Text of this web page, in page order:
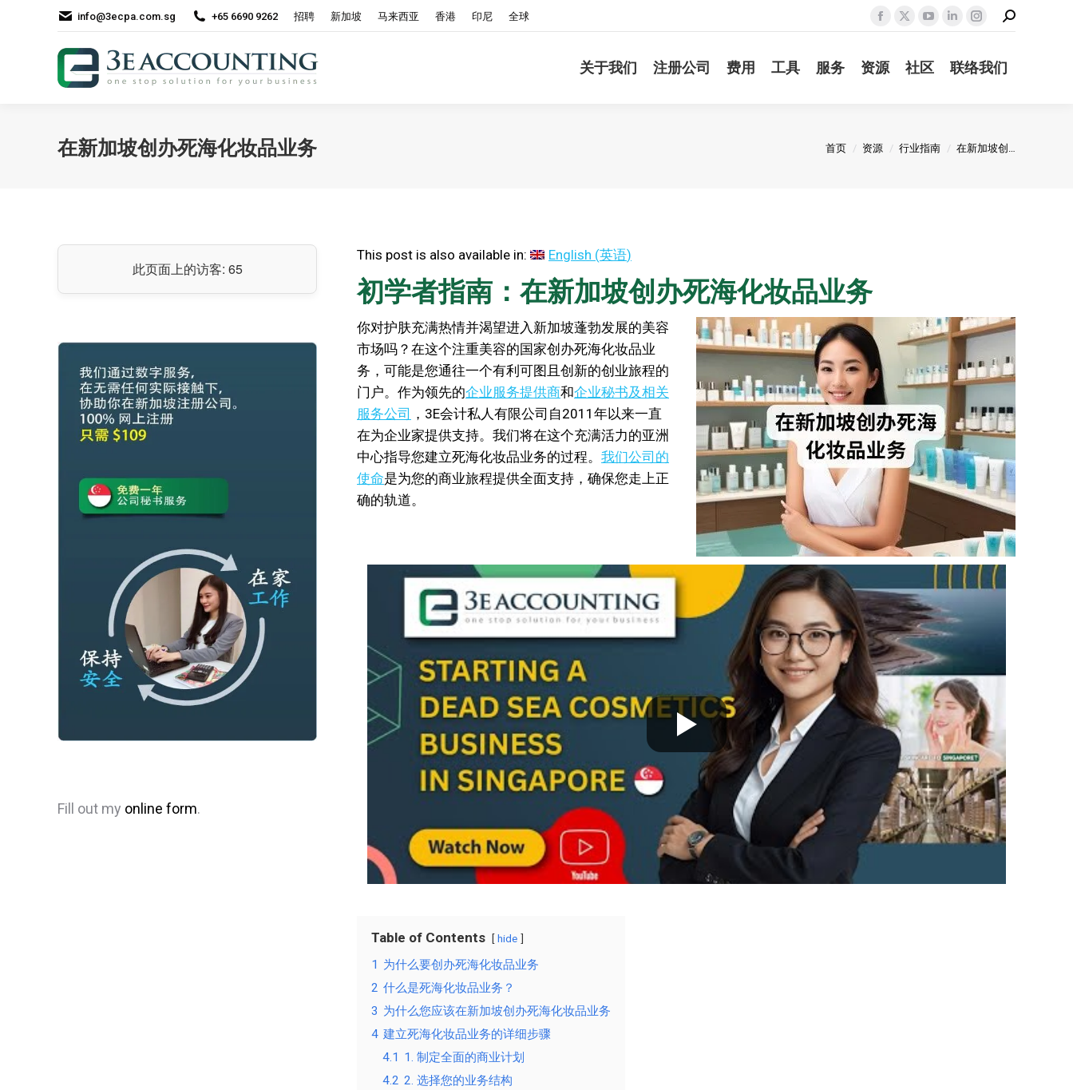
info@3ecpa.com.sg +65 6690 9262 招聘 新加坡 马来西亚 香港 印尼 全球
Facebook
opens
X
opens
YouTube
opens
Linkedin
opens
Instagram
opens
Search:
关于我们 注册公司 费用 工具 服务 资源 社区 联络我们
在新加坡创办死海化妆品业务 您在这里：
首页 资源 行业指南 在新加坡创…
This post is also available in: English (英语)
初学者指南：在新加坡创办死海化妆品业务
你对护肤充满热情并渴望进入新加坡蓬勃发展的美容
市场吗？在这个注重美容的国家创办死海化妆品业
务，可能是您通往一个有利可图且创新的创业旅程的
门户。作为领先的企业服务提供商和企业秘书及相关
服务公司 ，3E会计私人有限公司自2011年以来一直
在为企业家提供支持。我们将在这个充满活力的亚洲
中心指导您建立死海化妆品业务的过程。 我们公司的
使命是为您的商业旅程提供全面支持，确保您走上正
确的轨道。
Table of Contents hide
1 为什么要创办死海化妆品业务
2 什么是死海化妆品业务？
3 为什么您应该在新加坡创办死海化妆品业务
4 建立死海化妆品业务的详细步骤
4.1 1. 制定全面的商业计划
4.2 2. 选择您的业务结构
此页面上的访客: 65
Fill out my online form.